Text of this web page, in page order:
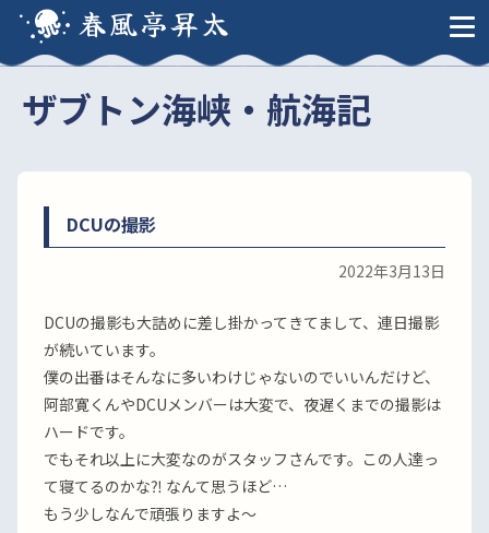
春風亭昇太
ザブトン海峡・航海記
DCUの撮影
2022年3月13日
DCUの撮影も大詰めに差し掛かってきてまして、連日撮影
が続いています。
僕の出番はそんなに多いわけじゃないのでいいんだけど、
阿部寛くんやDCUメンバーは大変で、夜遅くまでの撮影は
ハードです。
でもそれ以上に大変なのがスタッフさんです。この人達っ
て寝てるのかな⁈ なんて思うほど…
もう少しなんで頑張りますよ〜